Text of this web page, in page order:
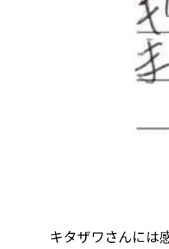
キタザワさんには